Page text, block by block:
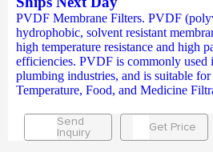
PVDF Membrane Filters. PVDF
hydrophobic, solvent resistant
high temperature resistance and high
efficiencies. PVDF is commonly used
plumbing industries, and is suitable
Temperature, Food, and Medicine
Send
Inquiry
Get Price